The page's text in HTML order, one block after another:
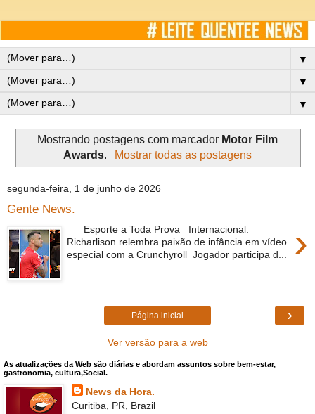
▼
▼
▼
Mostrando postagens com marcador Motor Film
Awards. Mostrar todas as postagens
segunda-feira, 1 de junho de 2026
Gente News.
›
Esporte a Toda Prova Internacional.
Richarlison relembra paixão de infância em vídeo
especial com a Crunchyroll Jogador participa d...
›
Página inicial
Ver versão para a web
As atualizações da Web são diárias e abordam assuntos sobre bem-estar,
gastronomia, cultura,Social.
News da Hora.
Curitiba, PR, Brazil